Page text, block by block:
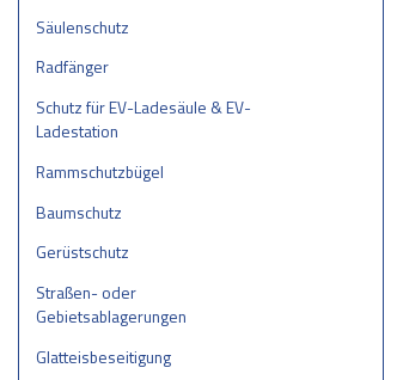
Säulenschutz
Radfänger
Schutz für EV-Ladesäule & EV-
Ladestation
Rammschutzbügel
Baumschutz
Gerüstschutz
Straßen- oder
Gebietsablagerungen
Glatteisbeseitigung